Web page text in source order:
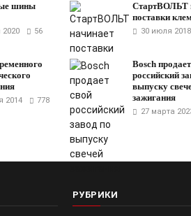
шины
2020 56
СтартВОЛЬТ
поставки
30 июля 2018
2014 778
Bosch
российский
выпуску
зажигания
27 марта
РУБРИКИ